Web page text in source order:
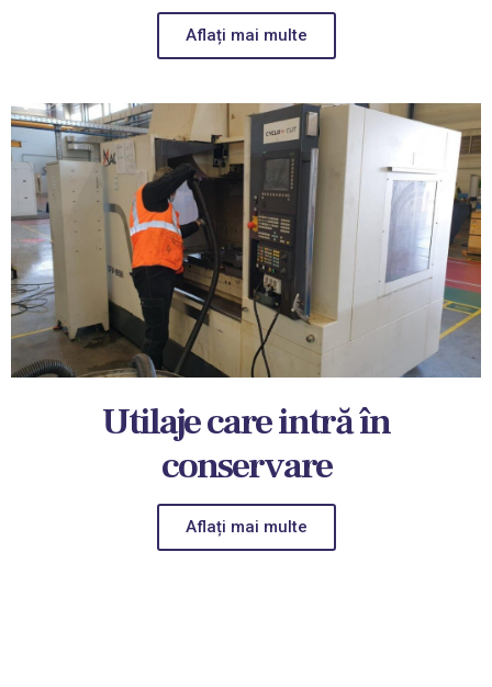
Aflați mai multe
Utilaje care intră în
conservare
Aflați mai multe